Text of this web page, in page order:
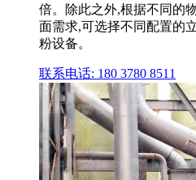
倍。除此之外,根据不同的
面需求,可选择不同配置的
粉设备。
联系电话: 180 3780 8511